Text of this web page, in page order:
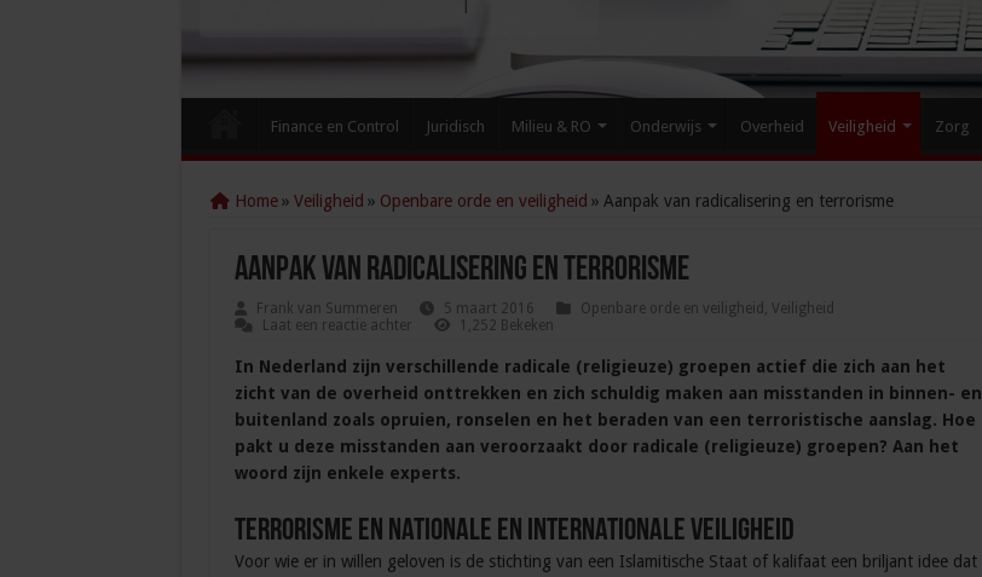
Finance en Control Juridisch Milieu & RO Onderwijs Overheid Veiligheid Zorg
Home » Veiligheid » Openbare orde en veiligheid » Aanpak van radicalisering en terrorisme
Aanpak van radicalisering en terrorisme
Frank van Summeren 5 maart 2016 Openbare orde en veiligheid , Veiligheid
Laat een reactie achter
1,252 Bekeken
In Nederland zijn verschillende radicale (religieuze) groepen actief die zich aan het
zicht van de overheid onttrekken en zich schuldig maken aan misstanden in binnen- en
buitenland zoals opruien, ronselen en het beraden van een terroristische aanslag. Hoe
pakt u deze misstanden aan veroorzaakt door radicale (religieuze) groepen? Aan het
woord zijn enkele experts.
Terrorisme en nationale en internationale veiligheid
Voor wie er in willen geloven is de stichting van een Islamitische Staat of kalifaat een briljant idee dat